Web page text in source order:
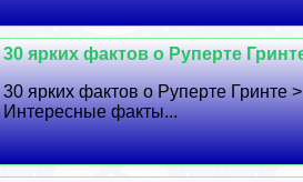
30 ярких фактов о Руперте
30 ярких фактов о Руперте Гринте >
Интересные факты...